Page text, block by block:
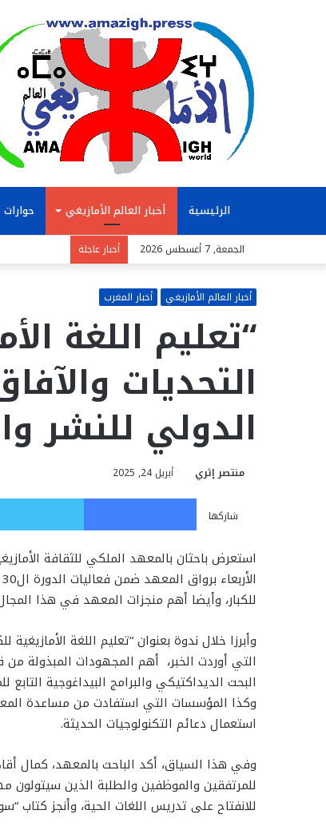
الرئيسية أخبار العالم الأمازيغي حوارات
الجمعة, 7 أغسطس 2026 أخبار عاجلة
أخبار العالم الأمازيغي أخبار المغرب
“تعليم اللغة
التحديات
الدولي للنشر
منتصر إثري أبريل 24, 2025
شاركها
فيسبوك
استعرض باحثان بالمعهد الملكي للثقافة
للكبار، وأيضا أهم منجزات المعهد في هذا
وأبرزا خلال ندوة بعنوان “تعليم اللغة الأمازيغية
التي أوردت الخبر، أهم المجهودات المبذولة
البحث الديداكتيكي والبرامج البيداغوجية
وكذا المؤسسات التي استفادت من مساعدة
استعمال دعائم التكنولوجيات الحديثة.
وفي هذا السياق، أكد الباحث بالمعهد، كمال
للمرتفقين والموظفين والطلبة الذين سيتولون
للانفتاح على تدريس اللغات الحية، وأنجز كتاب